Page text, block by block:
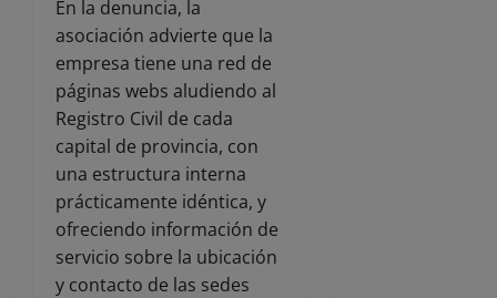
En la denuncia, la
asociación advierte que la
empresa tiene una red de
páginas webs aludiendo al
Registro Civil de cada
capital de provincia, con
una estructura interna
prácticamente idéntica, y
ofreciendo información de
servicio sobre la ubicación
y contacto de las sedes